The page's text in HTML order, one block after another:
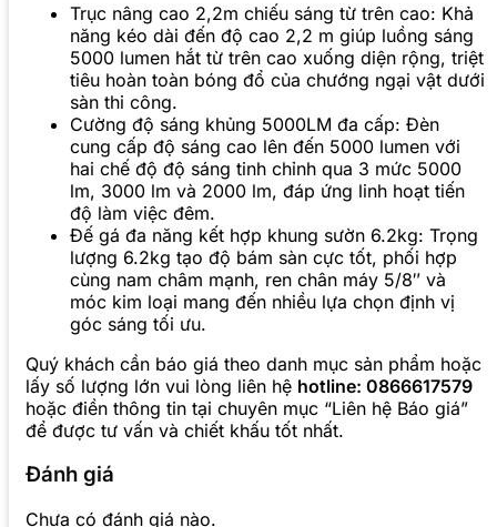
Trục nâng cao 2,2m chiếu sáng từ trên cao: Khả
năng kéo dài đến độ cao 2,2 m giúp luồng sáng
5000 lumen hắt từ trên cao xuống diện rộng, triệt
tiêu hoàn toàn bóng đổ của chướng ngại vật dưới
sàn thi công.
Cường độ sáng khủng 5000LM đa cấp: Đèn
cung cấp độ sáng cao lên đến 5000 lumen với
hai chế độ độ sáng tinh chỉnh qua 3 mức 5000
lm, 3000 lm và 2000 lm, đáp ứng linh hoạt tiến
độ làm việc đêm.
Đế gá đa năng kết hợp khung sườn 6.2kg: Trọng
lượng 6.2kg tạo độ bám sàn cực tốt, phối hợp
cùng nam châm mạnh, ren chân máy 5/8″ và
móc kim loại mang đến nhiều lựa chọn định vị
góc sáng tối ưu.
Quý khách cần báo giá theo danh mục sản phẩm hoặc
lấy số lượng lớn vui lòng liên hệ hotline: 0866617579
hoặc điền thông tin tại chuyên mục “Liên hệ Báo giá”
để được tư vấn và chiết khấu tốt nhất.
Đánh giá
Chưa có đánh giá nào.